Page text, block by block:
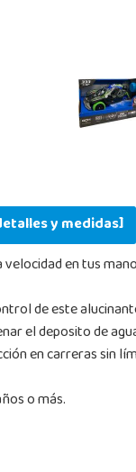
y medidas]
en tus
de este
el deposito de
en carreras sin
o más.